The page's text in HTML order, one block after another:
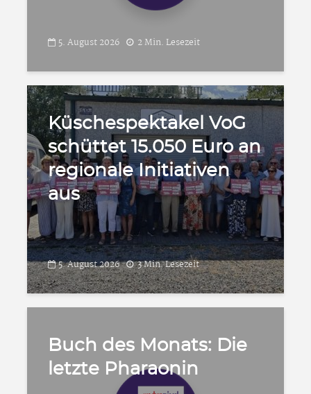
5. August 2026 2 Min. Lesezeit
Küschespektakel VoG
schüttet 15.050 Euro an
regionale Initiativen
aus
5. August 2026 3 Min. Lesezeit
Buch des Monats: Die
letzte Pharaonin